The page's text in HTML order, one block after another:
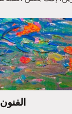
الفنون